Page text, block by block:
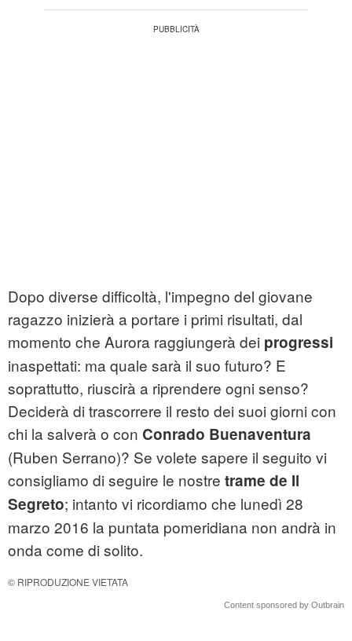
Dopo diverse difficoltà, l'impegno del giovane
ragazzo inizierà a portare i primi risultati, dal
momento che Aurora raggiungerà dei progressi
inaspettati: ma quale sarà il suo futuro? E
soprattutto, riuscirà a riprendere ogni senso?
Deciderà di trascorrere il resto dei suoi giorni con
chi la salverà o con Conrado Buenaventura
(Ruben Serrano)? Se volete sapere il seguito vi
consigliamo di seguire le nostre trame de Il
Segreto; intanto vi ricordiamo che lunedì 28
marzo 2016 la puntata pomeridiana non andrà in
onda come di solito.
© RIPRODUZIONE VIETATA
Content sponsored by Outbrain